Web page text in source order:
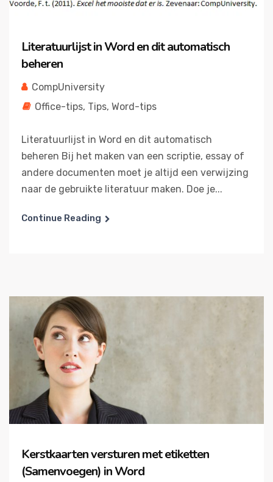
Literatuurlijst in Word en dit automatisch
beheren
CompUniversity
Office-tips, Tips, Word-tips
Literatuurlijst in Word en dit automatisch
beheren Bij het maken van een scriptie, essay of
andere documenten moet je altijd een verwijzing
naar de gebruikte literatuur maken. Doe je...
Continue Reading
Kerstkaarten versturen met etiketten
(Samenvoegen) in Word